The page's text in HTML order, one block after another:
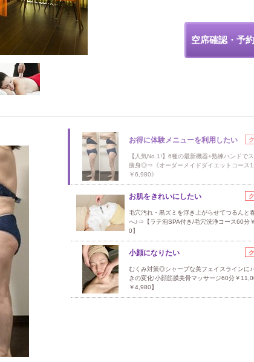
空席確認・予
お得に体験メニューを利用したい
【人気No.1!】6種の最新機器+熟練ハンドで
痩身◎⇒《オーダーメイドダイエットコース
￥6,980》
お肌をきれいにしたい
毛穴汚れ・黒ズミを浮き上がらせてつるんと
へ♪⇒【ラテ泡SPA付き/毛穴洗浄コース60分
0】
小顔になりたい
むくみ対策◎シャープな美フェイスラインに
きの変化!小顔筋膜美骨マッサージ60分￥
￥4,980】